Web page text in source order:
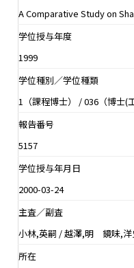
A Comparative Study on
学位授与年度
1999
学位種別／学位種類
1（課程博士） / 036（博士(工
報告番号
5157
学位授与年月日
2000-03-24
主査／副査
小林,英嗣 / 越澤,明 鏡味,
所在